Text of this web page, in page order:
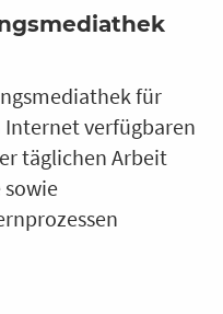
für
Internet verfügbaren
täglichen Arbeit